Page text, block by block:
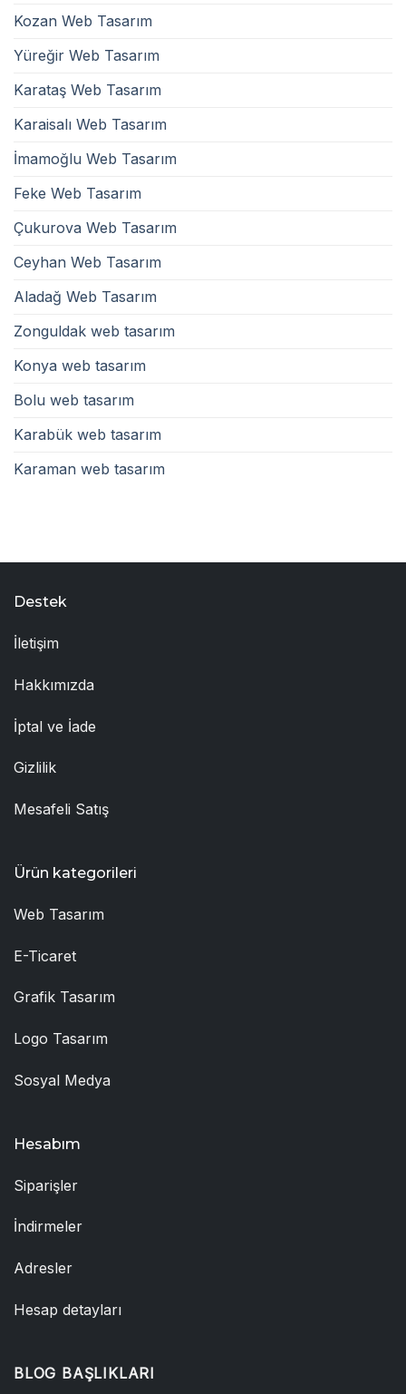
Kozan Web Tasarım
Yüreğir Web Tasarım
Karataş Web Tasarım
Karaisalı Web Tasarım
İmamoğlu Web Tasarım
Feke Web Tasarım
Çukurova Web Tasarım
Ceyhan Web Tasarım
Aladağ Web Tasarım
Zonguldak web tasarım
Konya web tasarım
Bolu web tasarım
Karabük web tasarım
Karaman web tasarım
Destek
İletişim
Hakkımızda
İptal ve İade
Gizlilik
Mesafeli Satış
Ürün kategorileri
Web Tasarım
E-Ticaret
Grafik Tasarım
Logo Tasarım
Sosyal Medya
Hesabım
Siparişler
İndirmeler
Adresler
Hesap detayları
BLOG BAŞLIKLARI